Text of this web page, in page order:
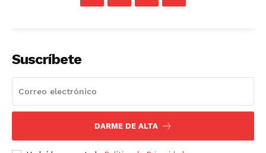
Suscríbete
DARME DE ALTA